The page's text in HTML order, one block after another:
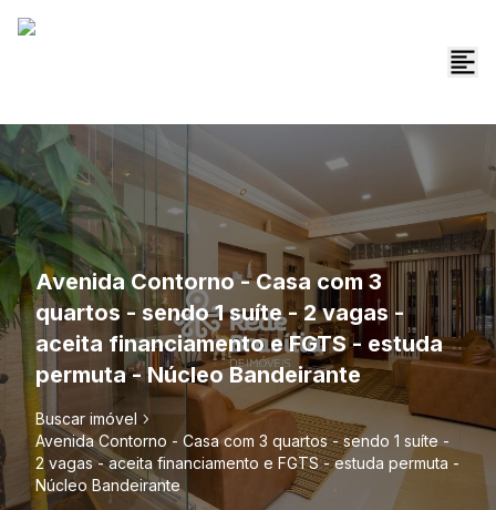
Avenida Contorno - Casa com 3
quartos - sendo 1 suíte - 2 vagas -
aceita financiamento e FGTS - estuda
permuta - Núcleo Bandeirante
Buscar imóvel
Avenida Contorno - Casa com 3 quartos - sendo 1 suíte -
2 vagas - aceita financiamento e FGTS - estuda permuta -
Núcleo Bandeirante